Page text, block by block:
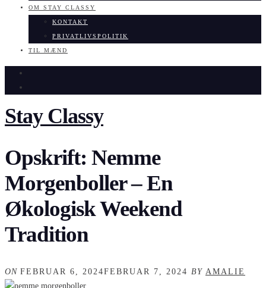
OM STAY CLASSY
KONTAKT
PRIVATLIVSPOLITIK
TIL MÆND
Stay Classy
Opskrift: Nemme
Morgenboller – En
Økologisk Weekend
Tradition
ON FEBRUAR 6, 2024FEBRUAR 7, 2024 BY AMALIE